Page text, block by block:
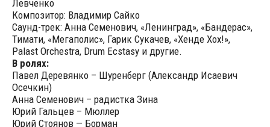
Левченко
Композитор: Владимир Сайко
Саунд-трек: Анна Семенович, «Ленинград», «Бандерас»,
Тимати, «Мегаполис», Гарик Сукачев, «Хенде Хох!»,
Palast Orchestra, Drum Ecstasy и другие.
В ролях:
Павел Деревянко – Шуренберг (Александр Исаевич
Осечкин)
Анна Семенович – радистка Зина
Юрий Гальцев – Мюллер
Юрий Стоянов — Борман